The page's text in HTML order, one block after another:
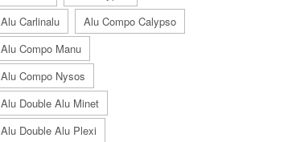
Alu Carlinalu
Alu Compo Calypso
Alu Compo Manu
Alu Compo Nysos
Alu Double Alu Minet
Alu Double Alu Plexi